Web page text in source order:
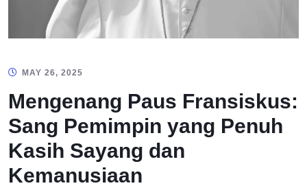
MAY 26, 2025
Mengenang Paus Fransiskus:
Sang Pemimpin yang Penuh
Kasih Sayang dan
Kemanusiaan